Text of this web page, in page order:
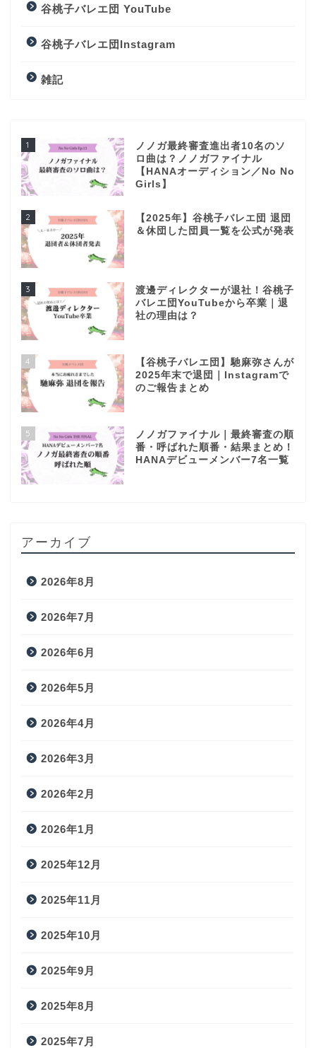
谷桃子バレエ団 YouTube
谷桃子バレエ団Instagram
雑記
1
ノノガ最終審査進出者10名のソ
ロ曲は？ノノガファイナル
【HANAオーディション／No No
Girls】
2
【2025年】谷桃子バレエ団 退団
＆休団した団員一覧を公式が発表
3
渡邊ディレクターが退社！谷桃子
バレエ団YouTubeから卒業｜退
社の理由は？
4
【谷桃子バレエ団】馳麻弥さんが
2025年末で退団｜Instagramで
のご報告まとめ
5
ノノガファイナル｜最終審査の順
番・呼ばれた順番・結果まとめ！
HANAデビューメンバー7名一覧
アーカイブ
2026年8月
2026年7月
2026年6月
2026年5月
2026年4月
2026年3月
2026年2月
2026年1月
2025年12月
2025年11月
2025年10月
2025年9月
2025年8月
2025年7月